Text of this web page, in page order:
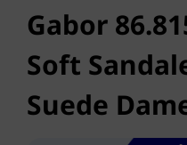
Gabor
Soft
Suede